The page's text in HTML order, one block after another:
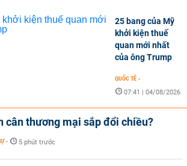
25 bang của Mỹ
khởi kiện thuế
quan mới nhất
của ông Trump
QUỐC TẾ -
07:41 | 04/08/2026
cân thương mại sắp đổi chiều?
- 5 phút trước